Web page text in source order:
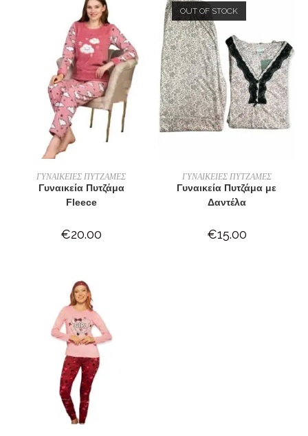
ΕΠΙΛΟΓΉ
ΓΥΝΑΙΚΕΙΕΣ ΠΥΤΖΑΜΕΣ
Γυναικεία Πυτζάμα
Fleece
€20.00
OUT OF STOCK
ΕΠΙΛΟΓΉ
ΓΥΝΑΙΚΕΙΕΣ ΠΥΤΖΑΜΕΣ
Γυναικεία Πυτζάμα με
Δαντέλα
€15.00